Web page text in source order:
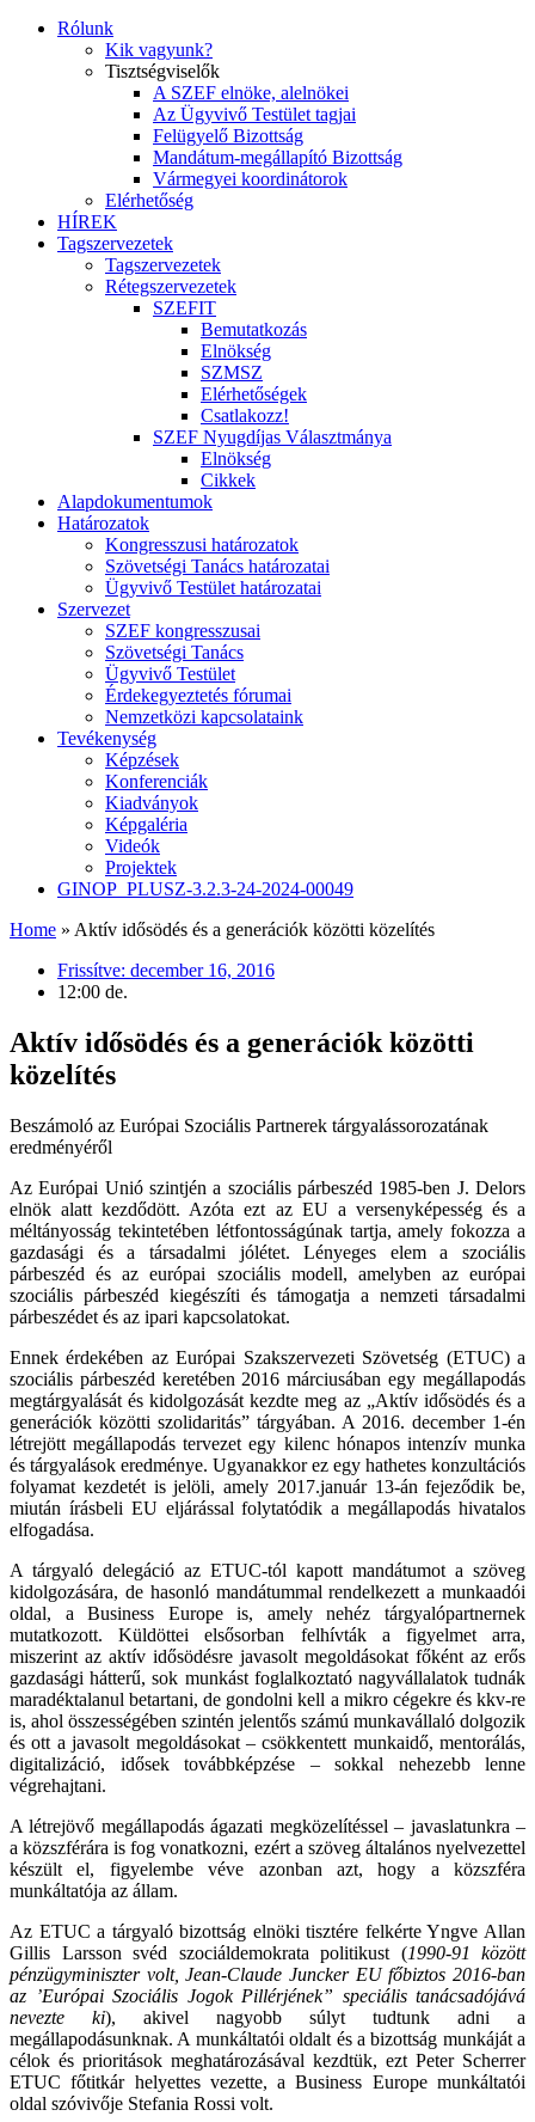
Rólunk
Kik vagyunk?
Tisztségviselők
A SZEF elnöke, alelnökei
Az Ügyvivő Testület tagjai
Felügyelő Bizottság
Mandátum-megállapító Bizottság
Vármegyei koordinátorok
Elérhetőség
HÍREK
Tagszervezetek
Tagszervezetek
Rétegszervezetek
SZEFIT
Bemutatkozás
Elnökség
SZMSZ
Elérhetőségek
Csatlakozz!
SZEF Nyugdíjas Választmánya
Elnökség
Cikkek
Alapdokumentumok
Határozatok
Kongresszusi határozatok
Szövetségi Tanács határozatai
Ügyvivő Testület határozatai
Szervezet
SZEF kongresszusai
Szövetségi Tanács
Ügyvivő Testület
Érdekegyeztetés fórumai
Nemzetközi kapcsolataink
Tevékenység
Képzések
Konferenciák
Kiadványok
Képgaléria
Videók
Projektek
GINOP_PLUSZ-3.2.3-24-2024-00049
Home » Aktív idősödés és a generációk közötti közelítés
Frissítve: december 16, 2016
12:00 de.
Aktív idősödés és a generációk közötti
közelítés
Beszámoló az Európai Szociális Partnerek tárgyalássorozatának
eredményéről
Az Európai Unió szintjén a szociális párbeszéd 1985-ben J. Delors
elnök alatt kezdődött. Azóta ezt az EU a versenyképesség és a
méltányosság tekintetében létfontosságúnak tartja, amely fokozza a
gazdasági és a társadalmi jólétet. Lényeges elem a szociális
párbeszéd és az európai szociális modell, amelyben az európai
szociális párbeszéd kiegészíti és támogatja a nemzeti társadalmi
párbeszédet és az ipari kapcsolatokat.
Ennek érdekében az Európai Szakszervezeti Szövetség (ETUC) a
szociális párbeszéd keretében 2016 márciusában egy megállapodás
megtárgyalását és kidolgozását kezdte meg az „Aktív idősödés és a
generációk közötti szolidaritás” tárgyában. A 2016. december 1-én
létrejött megállapodás tervezet egy kilenc hónapos intenzív munka
és tárgyalások eredménye. Ugyanakkor ez egy hathetes konzultációs
folyamat kezdetét is jelöli, amely 2017.január 13-án fejeződik be,
miután írásbeli EU eljárással folytatódik a megállapodás hivatalos
elfogadása.
A tárgyaló delegáció az ETUC-tól kapott mandátumot a szöveg
kidolgozására, de hasonló mandátummal rendelkezett a munkaadói
oldal, a Business Europe is, amely nehéz tárgyalópartnernek
mutatkozott. Küldöttei elsősorban felhívták a figyelmet arra,
miszerint az aktív idősödésre javasolt megoldásokat főként az erős
gazdasági hátterű, sok munkást foglalkoztató nagyvállalatok tudnák
maradéktalanul betartani, de gondolni kell a mikro cégekre és kkv-re
is, ahol összességében szintén jelentős számú munkavállaló dolgozik
és ott a javasolt megoldásokat – csökkentett munkaidő, mentorálás,
digitalizáció, idősek továbbképzése – sokkal nehezebb lenne
végrehajtani.
A létrejövő megállapodás ágazati megközelítéssel – javaslatunkra –
a közszférára is fog vonatkozni, ezért a szöveg általános nyelvezettel
készült el, figyelembe véve azonban azt, hogy a közszféra
munkáltatója az állam.
Az ETUC a tárgyaló bizottság elnöki tisztére felkérte Yngve Allan
Gillis Larsson svéd szociáldemokrata politikust (1990-91 között
pénzügyminiszter volt, Jean-Claude Juncker EU főbiztos 2016-ban
az ’Európai Szociális Jogok Pillérjének” speciális tanácsadójává
nevezte ki), akivel nagyobb súlyt tudtunk adni a
megállapodásunknak. A munkáltatói oldalt és a bizottság munkáját a
célok és prioritások meghatározásával kezdtük, ezt Peter Scherrer
ETUC főtitkár helyettes vezette, a Business Europe munkáltatói
oldal szóvivője Stefania Rossi volt.